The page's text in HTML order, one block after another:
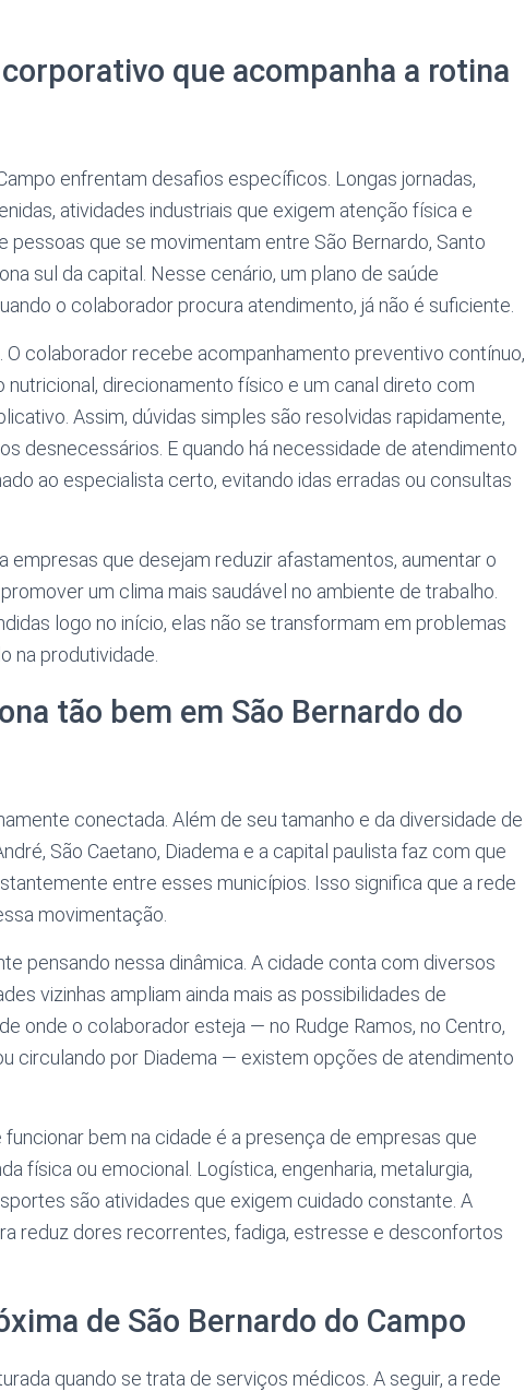
que acompanha a rotina
enfrentam desafios específicos. Longas jornadas,
atividades industriais que exigem atenção física e
pessoas que se movimentam entre São Bernardo, Santo
sul da capital. Nesse cenário, um plano de saúde
o colaborador procura atendimento, já não é suficiente.
colaborador recebe acompanhamento preventivo contínuo,
direcionamento físico e um canal direto com
Assim, dúvidas simples são resolvidas rapidamente,
desnecessários. E quando há necessidade de atendimento
ao especialista certo, evitando idas erradas ou consultas
empresas que desejam reduzir afastamentos, aumentar o
um clima mais saudável no ambiente de trabalho.
logo no início, elas não se transformam em problemas
na produtividade.
tão bem em São Bernardo do
conectada. Além de seu tamanho e da diversidade de
São Caetano, Diadema e a capital paulista faz com que
entre esses municípios. Isso significa que a rede
movimentação.
pensando nessa dinâmica. A cidade conta com diversos
vizinhas ampliam ainda mais as possibilidades de
onde o colaborador esteja — no Rudge Ramos, no Centro,
circulando por Diadema — existem opções de atendimento
bem na cidade é a presença de empresas que
física ou emocional. Logística, engenharia, metalurgia,
são atividades que exigem cuidado constante. A
reduz dores recorrentes, fadiga, estresse e desconfortos
de São Bernardo do Campo
quando se trata de serviços médicos. A seguir, a rede